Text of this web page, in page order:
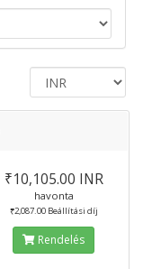
₹10,105.00 INR
havonta
₹2,087.00 Beállítási díj
Rendelés